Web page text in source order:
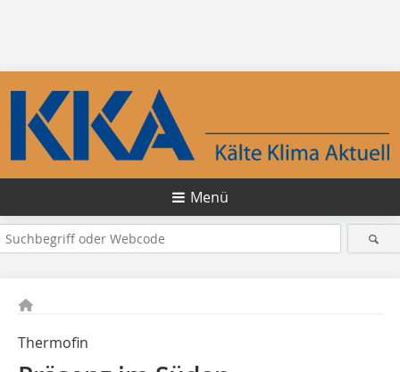
Menü
Thermofin